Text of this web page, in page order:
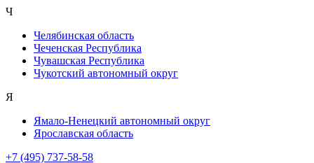
Ч
Челябинская область
Чеченская Республика
Чувашская Республика
Чукотский автономный округ
Я
Ямало-Ненецкий автономный округ
Ярославская область
+7 (495) 737-58-58